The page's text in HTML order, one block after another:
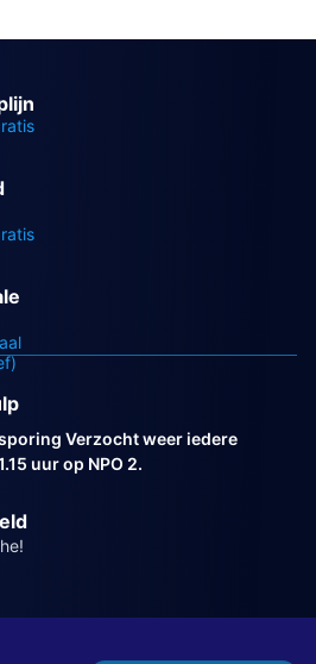
Verzocht weer iedere
uur op NPO 2.